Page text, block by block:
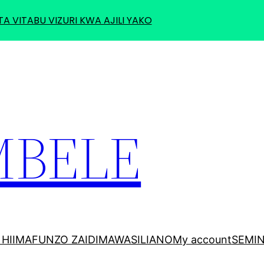
MAFUNZO ZAIDIMAWASILIANOMy account
VITABU VIZURI KWA AJILI YAKO